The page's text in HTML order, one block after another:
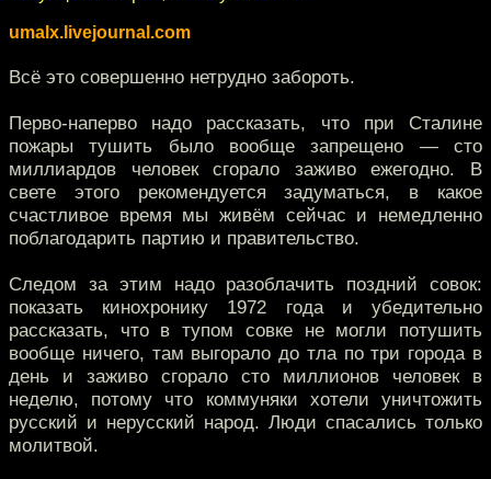
umalx.livejournal.com
Всё это совершенно нетрудно забороть.
Перво-наперво надо рассказать, что при Сталине
пожары тушить было вообще запрещено — сто
миллиардов человек сгорало заживо ежегодно. В
свете этого рекомендуется задуматься, в какое
счастливое время мы живём сейчас и немедленно
поблагодарить партию и правительство.
Следом за этим надо разоблачить поздний совок:
показать кинохронику 1972 года и убедительно
рассказать, что в тупом совке не могли потушить
вообще ничего, там выгорало до тла по три города в
день и заживо сгорало сто миллионов человек в
неделю, потому что коммуняки хотели уничтожить
русский и нерусский народ. Люди спасались только
молитвой.